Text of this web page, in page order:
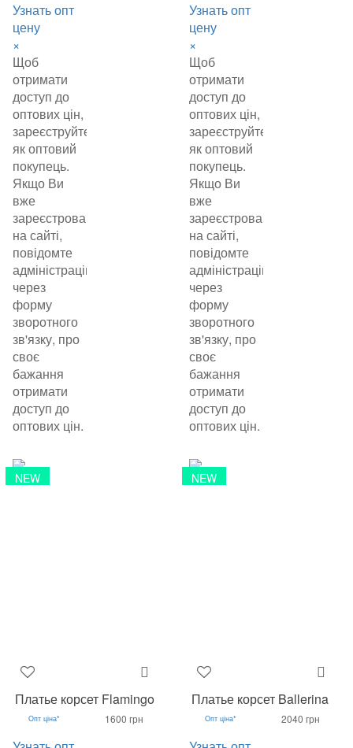
Узнать опт
цену
×
Щоб
отримати
доступ до
оптових цін,
зареєструйтеся
як оптовий
покупець.
Якщо Ви
вже
зареєстровані
на сайті,
повідомте
адміністрацію
через
форму
зворотного
зв'язку, про
своє
бажання
отримати
доступ до
оптових цін.
Узнать опт
цену
×
Щоб
отримати
доступ до
оптових цін,
зареєструйтеся
як оптовий
покупець.
Якщо Ви
вже
зареєстровані
на сайті,
повідомте
адміністрацію
через
форму
зворотного
зв'язку, про
своє
бажання
отримати
доступ до
оптових цін.
NEW
Платье корсет Flamingo
Опт ціна* 1600 грн
NEW
Платье корсет Ballerina
Опт ціна* 2040 грн